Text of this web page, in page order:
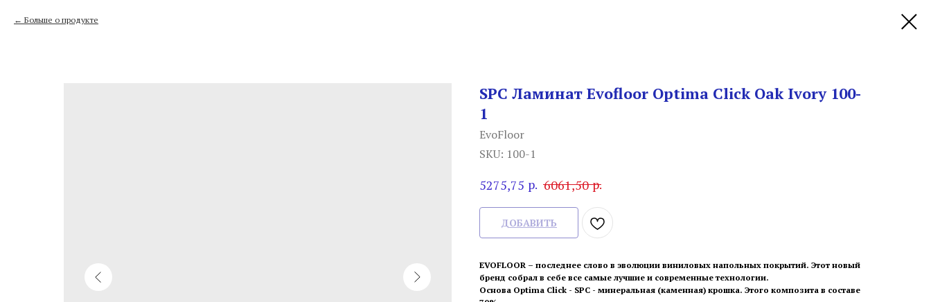
Больше о продукте
SPC Ламинат Evofloor Optima Click Оak Ivory 100-
1
EvoFloor
SKU: 100-1
5275,75 р. 6061,50 р.
ДОБАВИТЬ
EVOFLOOR – последнее слово в эволюции виниловых напольных покрытий. Этот новый
бренд собрал в себе все самые лучшие и современные технологии.
Основа Optima Click - SPC - минеральная (каменная) крошка. Этого композита в составе